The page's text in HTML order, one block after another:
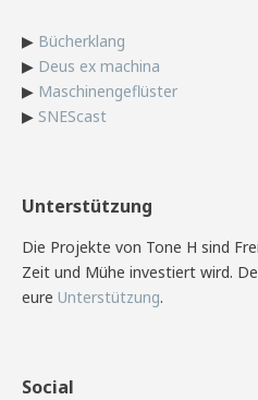
▶ Bücherklang
▶ Deus ex machina
▶ Maschinengeflüster
▶ SNEScast
Unterstützung
Die Projekte von Tone H sind
Zeit und Mühe investiert wird.
eure Unterstützung.
Social